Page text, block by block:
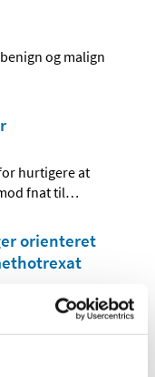
og malign
hurtigere at
fnat til…
orienteret
ud til læger
info om…